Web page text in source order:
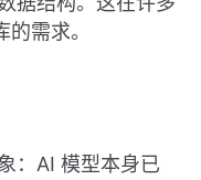
需求。
：AI 模型本身已